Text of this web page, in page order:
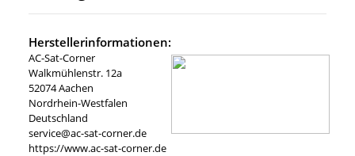
Herstellerinformationen:
AC-Sat-Corner
Walkmühlenstr. 12a
52074 Aachen
Nordrhein-Westfalen
Deutschland
service@ac-sat-corner.de
https://www.ac-sat-corner.de